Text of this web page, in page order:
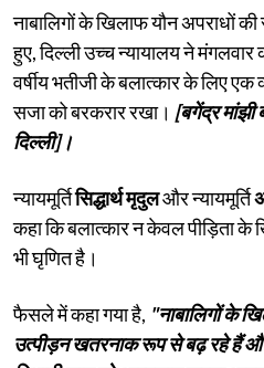
नाबालिगों के खिलाफ यौन अपराधों
हुए, दिल्ली उच्च न्यायालय ने
वर्षीय भतीजी के बलात्कार के लिए
सजा को बरकरार रखा। [बगेंद्र मांझी
दिल्ली]।
न्यायमूर्तिसिद्धार्थ मृदुलऔर न्यायमूर्ति
कहा कि बलात्कार न केवल पीड़िता
भी घृणित है।
फैसले में कहा गया है, "नाबालिगों के
उत्पीड़न खतरनाक रूप से बढ़ रहे हैं